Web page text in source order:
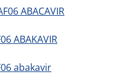
ABACAVIR
ABAKAVIR
abakavir